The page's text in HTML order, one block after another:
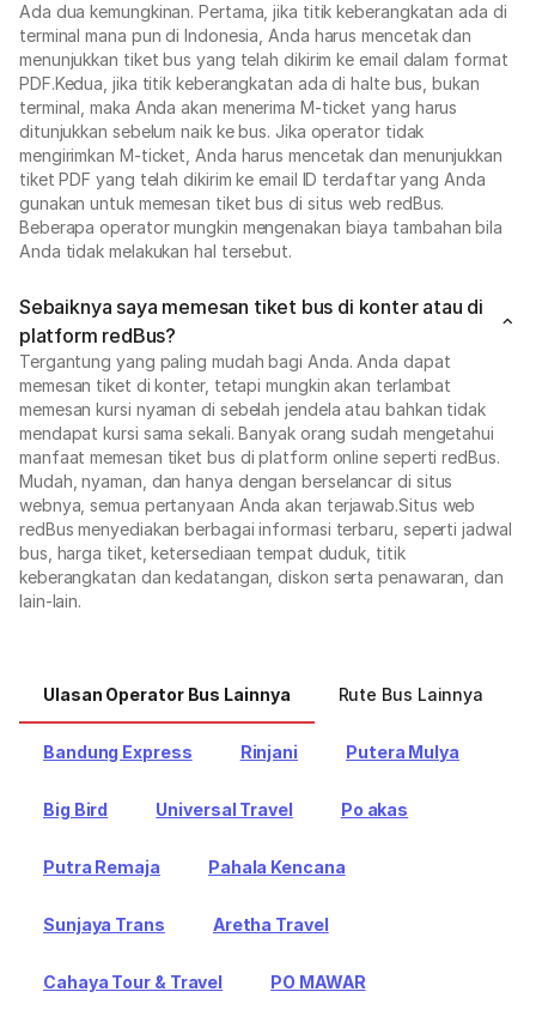
Ada dua kemungkinan. Pertama, jika titik keberangkatan ada di
terminal mana pun di Indonesia, Anda harus mencetak dan
menunjukkan tiket bus yang telah dikirim ke email dalam format
PDF.Kedua, jika titik keberangkatan ada di halte bus, bukan
terminal, maka Anda akan menerima M-ticket yang harus
ditunjukkan sebelum naik ke bus. Jika operator tidak
mengirimkan M-ticket, Anda harus mencetak dan menunjukkan
tiket PDF yang telah dikirim ke email ID terdaftar yang Anda
gunakan untuk memesan tiket bus di situs web redBus.
Beberapa operator mungkin mengenakan biaya tambahan bila
Anda tidak melakukan hal tersebut.
Sebaiknya saya memesan tiket bus di konter atau di
platform redBus?
Tergantung yang paling mudah bagi Anda. Anda dapat
memesan tiket di konter, tetapi mungkin akan terlambat
memesan kursi nyaman di sebelah jendela atau bahkan tidak
mendapat kursi sama sekali. Banyak orang sudah mengetahui
manfaat memesan tiket bus di platform online seperti redBus.
Mudah, nyaman, dan hanya dengan berselancar di situs
webnya, semua pertanyaan Anda akan terjawab.Situs web
redBus menyediakan berbagai informasi terbaru, seperti jadwal
bus, harga tiket, ketersediaan tempat duduk, titik
keberangkatan dan kedatangan, diskon serta penawaran, dan
lain-lain.
Ulasan Operator Bus Lainnya Rute Bus Lainnya
Bandung Express Rinjani Putera Mulya
Big Bird Universal Travel Po akas
Putra Remaja Pahala Kencana
Sunjaya Trans Aretha Travel
Cahaya Tour & Travel PO MAWAR